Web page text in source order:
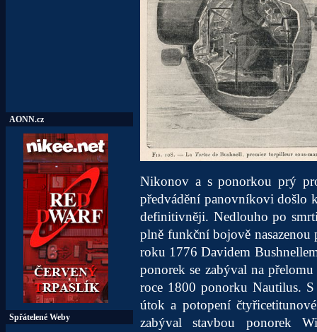
AONN.cz
Spřátelené Weby
Nikonov a s ponorkou prý
předvádění panovníkovi došlo
definitivněji. Nedlouho po
plně funkční bojově
roku 1776 Davidem
ponorek se zabýval na
roce 1800 ponorku Nautilus.
útok a potopení
zabýval stavbou ponorek